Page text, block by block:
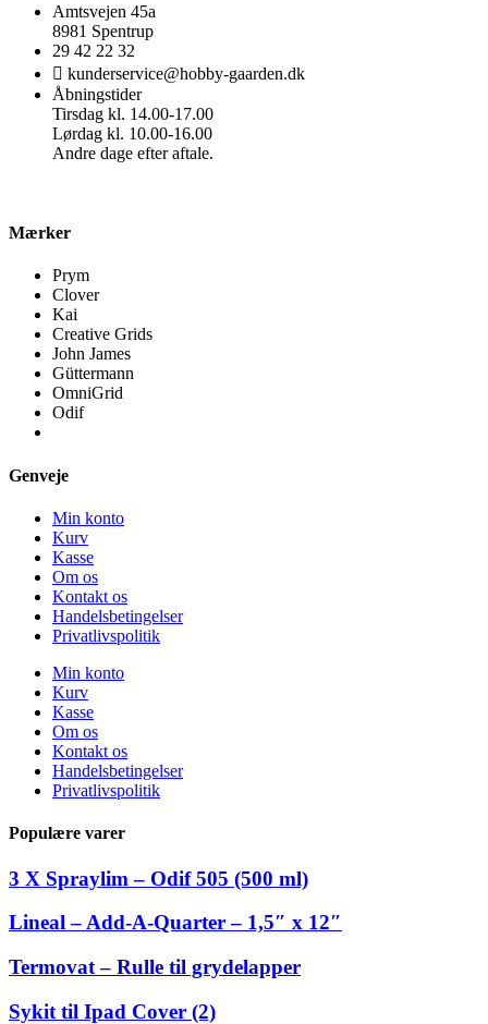
Amtsvejen 45a
8981 Spentrup
29 42 22 32
kunderservice@hobby-gaarden.dk
Åbningstider
Tirsdag kl. 14.00-17.00
Lørdag kl. 10.00-16.00
Andre dage efter aftale.
Mærker
Prym
Clover
Kai
Creative Grids
John James
Güttermann
OmniGrid
Odif
Genveje
Min konto
Kurv
Kasse
Om os
Kontakt os
Handelsbetingelser
Privatlivspolitik
Min konto
Kurv
Kasse
Om os
Kontakt os
Handelsbetingelser
Privatlivspolitik
Populære varer
3 X Spraylim – Odif 505 (500 ml)
Lineal – Add-A-Quarter – 1,5″ x 12″
Termovat – Rulle til grydelapper
Sykit til Ipad Cover (2)